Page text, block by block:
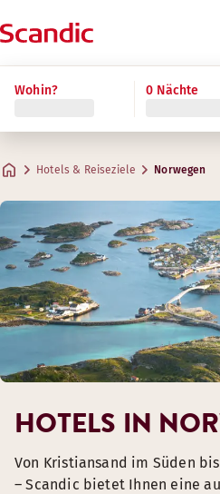
Wohin? 0 Nächte
Hotels & Reiseziele Norwegen
HOTELS IN
Von Kristiansand im Süden
– Scandic bietet Ihnen eine